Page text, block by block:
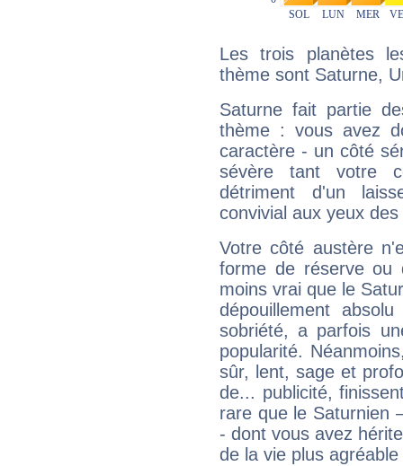
Les trois planètes
thème sont Saturne,
Saturne fait partie
thème : vous avez
caractère - un côté
sévère tant votre
détriment d'un
convivial aux yeux
Votre côté austère
forme de réserve
moins vrai que le
dépouillement
sobriété, a parfois
popularité.
sûr, lent, sage et
de... publicité,
rare que le Saturnien
- dont vous avez
de la vie plus